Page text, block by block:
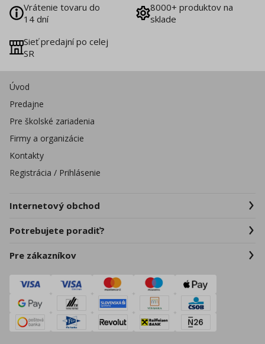
Vrátenie tovaru do
14 dní
8000+ produktov na
sklade
Sieť predajní po celej
SR
Úvod
Predajne
Pre školské zariadenia
Firmy a organizácie
Kontakty
Registrácia / Prihlásenie
Internetový obchod
Potrebujete poradiť?
Pre zákazníkov